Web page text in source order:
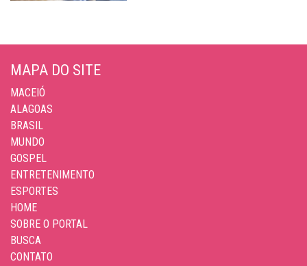
MAPA DO SITE
MACEIÓ
ALAGOAS
BRASIL
MUNDO
GOSPEL
ENTRETENIMENTO
ESPORTES
HOME
SOBRE O PORTAL
BUSCA
CONTATO